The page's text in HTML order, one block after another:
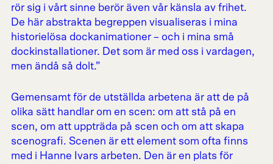
rör sig i vårt sinne berör även vår känsla av frihet.
De här abstrakta begreppen visualiseras i mina
historielösa dockanimationer – och i mina små
dockinstallationer. Det som är med oss i vardagen,
men ändå så dolt.”
Gemensamt för de utställda arbetena är att de på
olika sätt handlar om en scen: om att stå på en
scen, om att uppträda på scen och om att skapa
scenografi. Scenen är ett element som ofta finns
med i Hanne Ivars arbeten. Den är en plats för